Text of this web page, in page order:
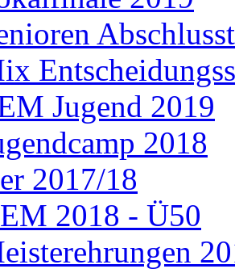
Jugend 2019
2018
2017/18
2018 - Ü50